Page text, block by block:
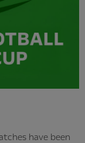
have been